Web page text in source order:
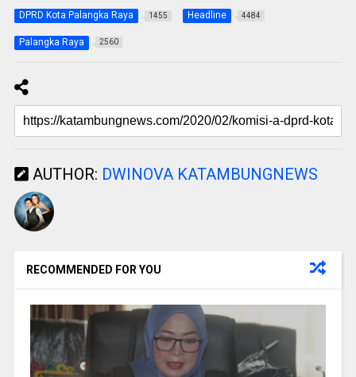
DPRD Kota Palangka Raya 1455 Headline 4484
Palangka Raya 2560
AUTHOR: DWINOVA KATAMBUNGNEWS
RECOMMENDED FOR YOU